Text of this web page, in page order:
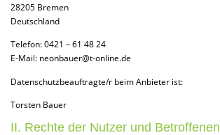
28205 Bremen
Deutschland
Telefon: 0421 – 61 48 24
E-Mail: neonbauer@t-online.de
Datenschutzbeauftragte/r beim Anbieter ist:
Torsten Bauer
II. Rechte der Nutzer und Betroffenen